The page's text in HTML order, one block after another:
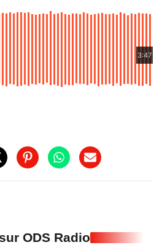
3:47
ODS Radio